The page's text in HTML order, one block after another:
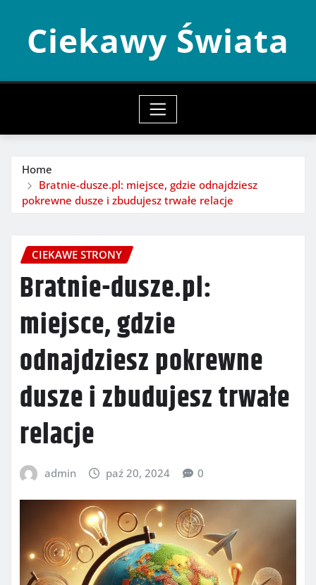
contentCiekawy Świata
Home
Bratnie-dusze.pl: miejsce, gdzie odnajdziesz
pokrewne dusze i zbudujesz trwałe relacje
CIEKAWE STRONY
Bratnie-dusze.pl:
miejsce, gdzie
odnajdziesz pokrewne
dusze i zbudujesz trwałe
relacje
admin paź 20, 2024 0